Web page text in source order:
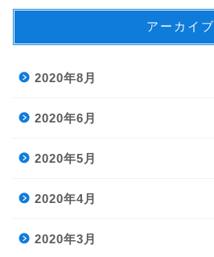
アーカイブ
2020年8月
2020年6月
2020年5月
2020年4月
2020年3月